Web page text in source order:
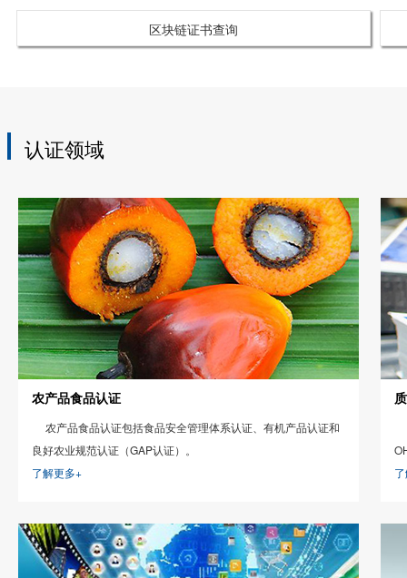
业安全健康国际标准的到来，许
以避免。本文揭示为何ISO 45001
世界各地数百万工人(和工作场所
处境。
2017-09-06
职场礼仪常识
了解、掌握并恰当地应用职场礼
维护职场人的职业形象，会使你
源，让你的事业蒸蒸日上，做一
成功的职业生涯并不意味着你要才
区块链证书查询
认证领域
农产品食品认证
农产品食品认证包括食品安全管理体系认证、有机产品认证和
良好农业规范认证（GAP认证）。
了解更多+